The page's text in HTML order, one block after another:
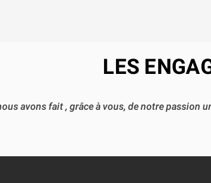
LES
avons fait , grâce à vous, de notre